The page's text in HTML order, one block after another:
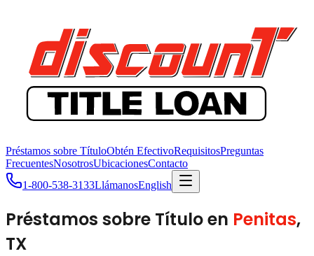
Préstamos sobre TítuloObtén EfectivoRequisitosPreguntas
FrecuentesNosotrosUbicacionesContacto
1-800-538-3133LlámanosEnglish
Préstamos sobre Título en Penitas,
TX